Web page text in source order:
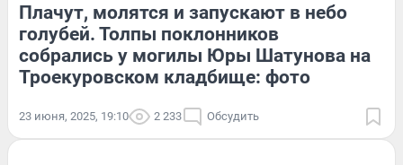
Плачут, молятся и запускают в небо
голубей. Толпы поклонников
собрались у могилы Юры Шатунова на
Троекуровском кладбище: фото
23 июня, 2025, 19:10 2 233 Обсудить